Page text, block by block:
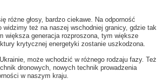
różne głosy, bardzo ciekawe. Na odporność
też na naszej wschodniej granicy, gdzie tak
większa generacja rozproszona, tym większe
krytycznej energetyki zostanie uszkodzona.
może wchodzić w różnego rodzaju fazy. Też
dronowych, nowych technik prowadzenia
w naszym kraju.